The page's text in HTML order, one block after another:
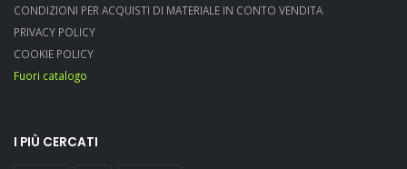
CONDIZIONI PER ACQUISTI DI MATERIALE IN CONTO VENDITA
PRIVACY POLICY
COOKIE POLICY
Fuori catalogo
I PIÙ CERCATI